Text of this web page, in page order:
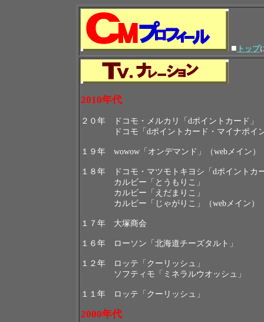
■ トップ
2010年代
２０年 ドコモ・メルカリ「dポイントカード」
ドコモ「dポイントカード・マイナポイ
１９年 wowow「オンデマンド」（webメイン）
１８年 ドコモ・マツモトキヨシ「dポイントカ
カルビー「とうもりこ」
カルビー「えだまりこ」
カルビー「じゃがりこ」（webメイン）
１７年 大塚商会
１６年 ローソン「北海道チーズタルト」
１２年 ロッテ「クーリッシュ」
ソフティモ「ミネラルウオッシュ」
１１年 ロッテ「クーリッシュ」
2000年代